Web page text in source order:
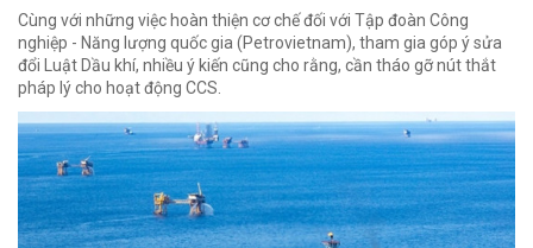
Cùng với những việc hoàn thiện cơ chế đối với Tập đoàn Công
nghiệp - Năng lượng quốc gia (Petrovietnam), tham gia góp ý sửa
đổi Luật Dầu khí, nhiều ý kiến cũng cho rằng, cần tháo gỡ nút thắt
pháp lý cho hoạt động CCS.